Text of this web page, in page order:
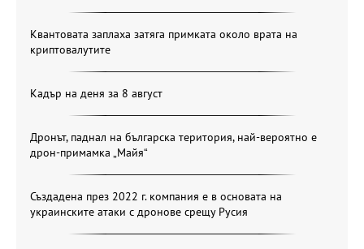
Квантовата заплаха затяга примката около врата на
криптовалутите
Кадър на деня за 8 август
Дронът, паднал на българска територия, най-вероятно е
дрон-примамка „Майя“
Създадена през 2022 г. компания е в основата на
украинските атаки с дронове срещу Русия